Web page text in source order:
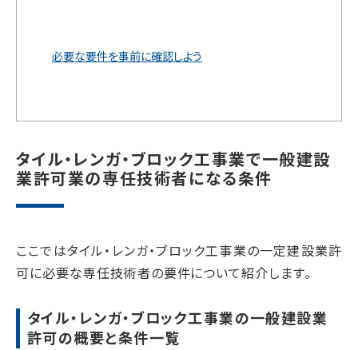
必要な要件を事前に確認しよう
タイル・レンガ・ブロック工事業で一般建設
業許可業の専任技術者になる条件
ここではタイル・レンガ・ブロック工事業の一定建設業許
可に必要な専任技術者の要件について紹介します。
タイル・レンガ・ブロック工事業の一般建設業
許可の概要と条件一覧